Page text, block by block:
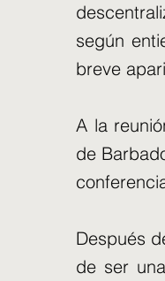
según
breve
A la
de
Después
de ser